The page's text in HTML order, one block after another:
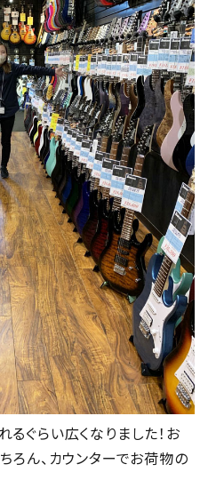
ぐらい広くなりました！お
ろん、カウンターでお荷物の